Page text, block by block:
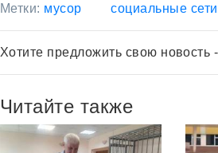
Метки: мусор социальные сети
Хотите предложить свою новость
Читайте также